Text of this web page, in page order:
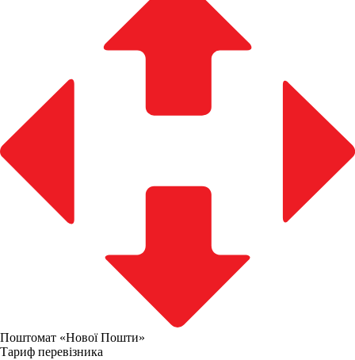
Поштомат «Нової Пошти»
Тариф перевізника